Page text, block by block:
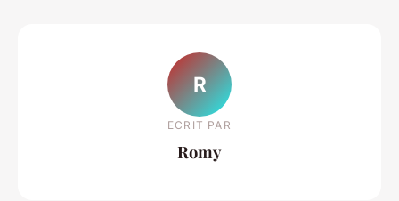
R
ECRIT PAR
Romy